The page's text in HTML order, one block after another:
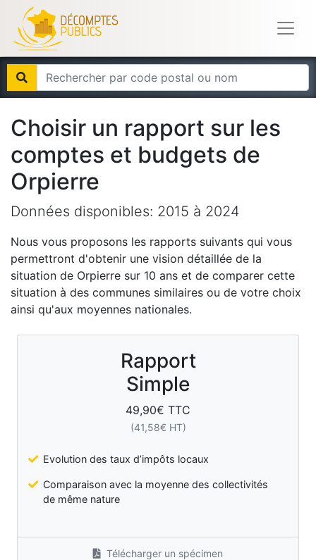
Choisir un rapport sur les
comptes et budgets de
Orpierre
Données disponibles: 2015 à 2024
Nous vous proposons les rapports suivants qui vous
permettront d'obtenir une vision détaillée de la
situation de Orpierre sur 10 ans et de comparer cette
situation à des communes similaires ou de votre choix
ainsi qu'aux moyennes nationales.
Rapport
Simple
49,90€ TTC
(41,58€ HT)
Evolution des taux d’impôts locaux
Comparaison avec la moyenne des collectivités
de même nature
Télécharger un spécimen